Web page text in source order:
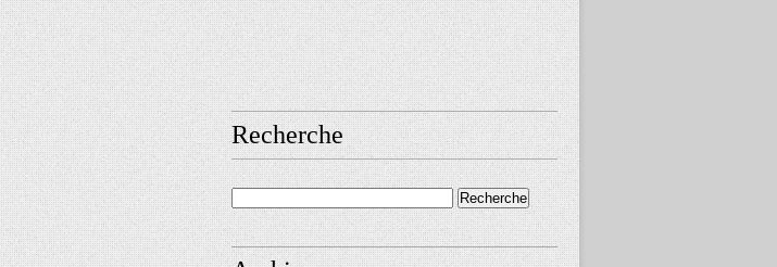
Recherche